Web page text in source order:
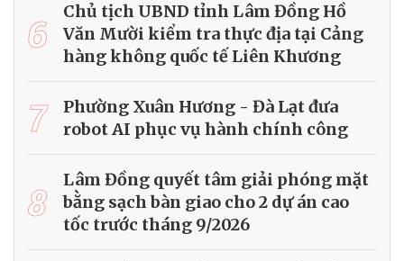
6
Chủ tịch UBND tỉnh Lâm Đồng Hồ
Văn Mười kiểm tra thực địa tại Cảng
hàng không quốc tế Liên Khương
7
Phường Xuân Hương - Đà Lạt đưa
robot AI phục vụ hành chính công
8
Lâm Đồng quyết tâm giải phóng mặt
bằng sạch bàn giao cho 2 dự án cao
tốc trước tháng 9/2026